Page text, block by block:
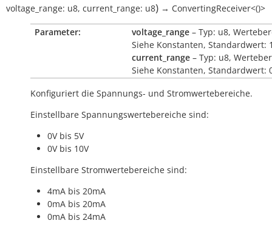
voltage_range: u8, current_range: u8) → ConvertingReceiver<()>
Parameter: voltage_range – Typ: u8,
Siehe Konstanten, Standardwert:
current_range – Typ: u8,
Siehe Konstanten, Standardwert:
Konfiguriert die Spannungs- und Stromwertebereiche.
Einstellbare Spannungswertebereiche sind:
0V bis 5V
0V bis 10V
Einstellbare Stromwertebereiche sind:
4mA bis 20mA
0mA bis 20mA
0mA bis 24mA